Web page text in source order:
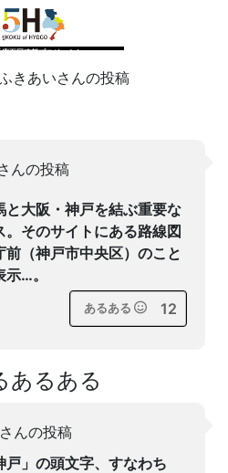
庫五国連邦プロジェクト
きあいさんの投稿
んの投稿
と大阪・神戸を結ぶ重要な
そのサイトにある路線図
（神戸市中央区）のこと
…。
あるある 12
あるある
んの投稿
」の頭文字、すなわち